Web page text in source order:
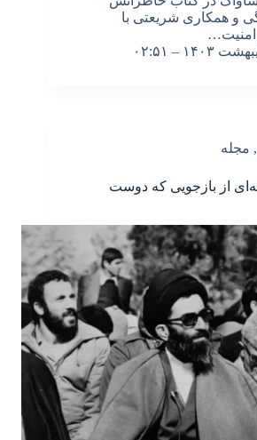
و همکاری شریعتی با
امنیت…
, مجله
از بازجویی که دوست